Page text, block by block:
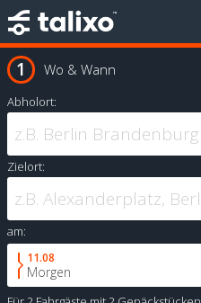
Wo & Wann
Abholort:
Zielort:
am:
11.08
Morgen